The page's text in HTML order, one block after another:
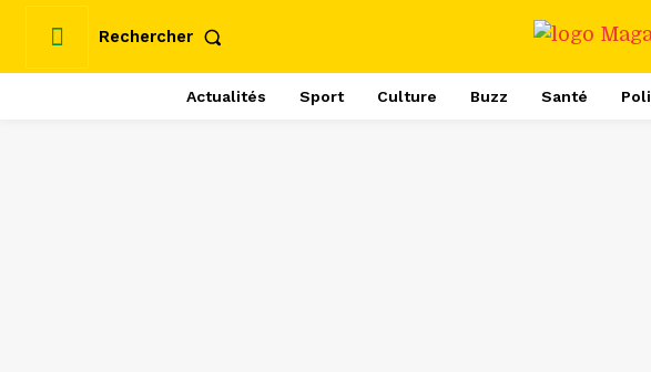
Rechercher
Actualités Sport Culture Buzz Santé